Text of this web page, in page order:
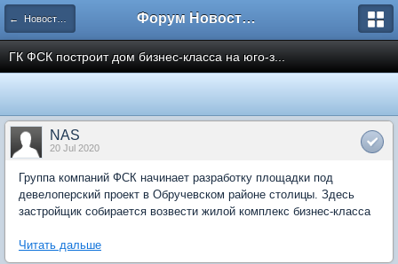
← Новости рынка недвижимости Форум Новостройки
ГК ФСК построит дом бизнес-класса на юго-з...
NAS
20 Jul 2020
Группа компаний ФСК начинает разработку площадки под
девелоперский проект в Обручевском районе столицы. Здесь
застройщик собирается возвести жилой комплекс бизнес-класса
Читать дальше